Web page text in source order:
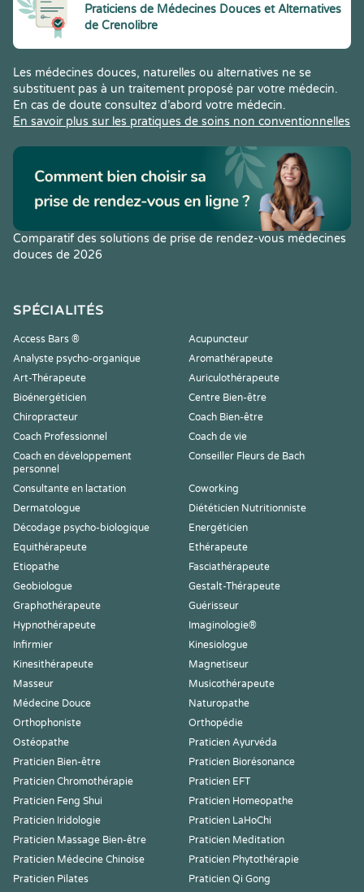
Praticiens de Médecines Douces et Alternatives
de Crenolibre
Les médecines douces, naturelles ou alternatives ne se
substituent pas à un traitement proposé par votre médecin.
En cas de doute consultez d’abord votre médecin.
En savoir plus sur les pratiques de soins non conventionnelles
Comparatif des solutions de prise de rendez-vous médecines
douces de 2026
SPÉCIALITÉS
Access Bars ®
Acupuncteur
Analyste psycho-organique
Aromathérapeute
Art-Thérapeute
Auriculothérapeute
Bioénergéticien
Centre Bien-être
Chiropracteur
Coach Bien-être
Coach Professionnel
Coach de vie
Coach en développement
personnel
Conseiller Fleurs de Bach
Consultante en lactation
Coworking
Dermatologue
Diététicien Nutritionniste
Décodage psycho-biologique
Energéticien
Equithérapeute
Ethérapeute
Etiopathe
Fasciathérapeute
Geobiologue
Gestalt-Thérapeute
Graphothérapeute
Guérisseur
Hypnothérapeute
Imaginologie®
Infirmier
Kinesiologue
Kinesithérapeute
Magnetiseur
Masseur
Musicothérapeute
Médecine Douce
Naturopathe
Orthophoniste
Orthopédie
Ostéopathe
Praticien Ayurvéda
Praticien Bien-être
Praticien Biorésonance
Praticien Chromothérapie
Praticien EFT
Praticien Feng Shui
Praticien Homeopathe
Praticien Iridologie
Praticien LaHoChi
Praticien Massage Bien-être
Praticien Meditation
Praticien Médecine Chinoise
Praticien Phytothérapie
Praticien Pilates
Praticien Qi Gong